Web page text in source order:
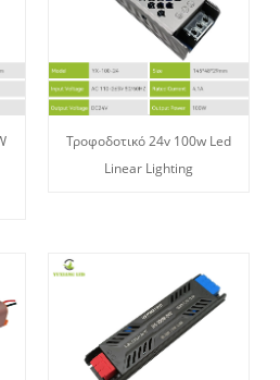
Τροφοδοτικό 24v 100w Led
Linear Lighting